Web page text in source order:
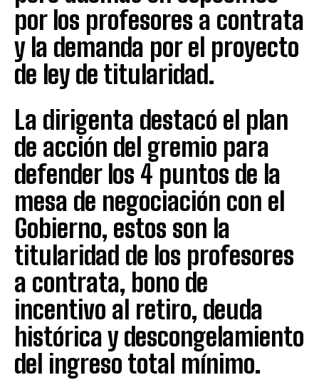
por los profesores a contrata
y la demanda por el proyecto
de ley de titularidad.
La dirigenta destacó el plan
de acción del gremio para
defender los 4 puntos de la
mesa de negociación con el
Gobierno, estos son la
titularidad de los profesores
a contrata, bono de
incentivo al retiro, deuda
histórica y descongelamiento
del ingreso total mínimo.